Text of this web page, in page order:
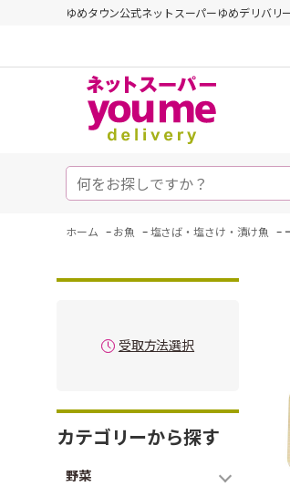
ゆめタウン公式ネットスーパーゆめデリバリ
ホーム - お魚 - 塩さば・塩さけ・漬け魚 -
受取方法選択
カテゴリーから探す
野菜